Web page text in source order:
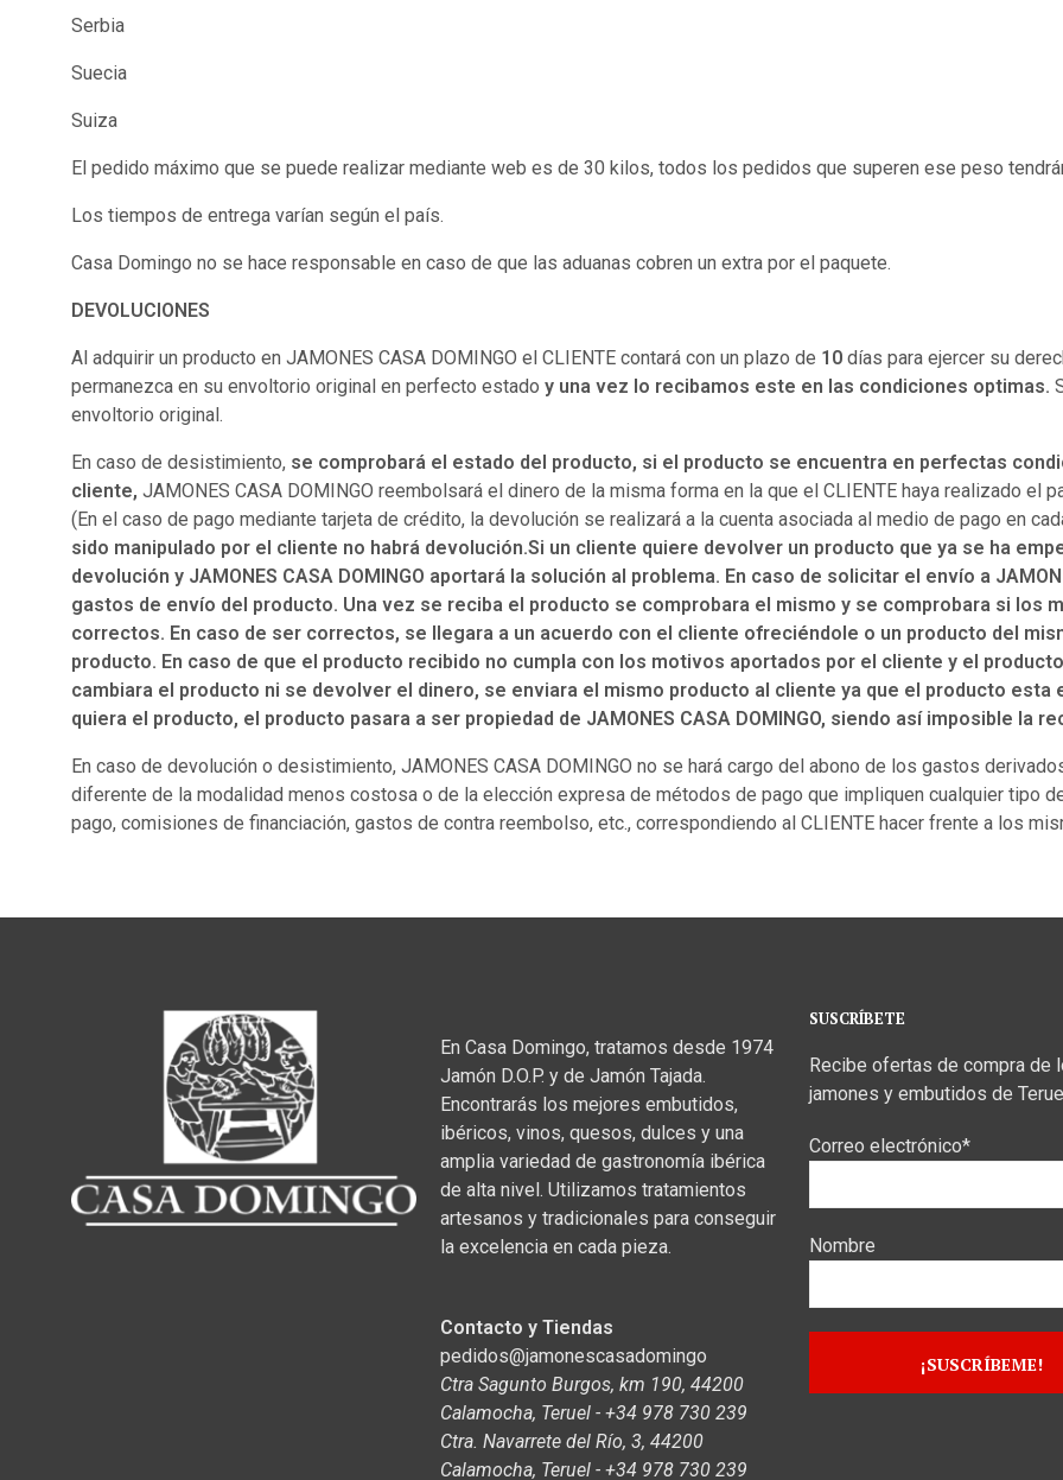
Serbia
Suecia
Suiza
El pedido máximo que se puede realizar mediante web es de 30 kilos, todos los pedidos que superen ese peso
Los tiempos de entrega varían según el país.
Casa Domingo no se hace responsable en caso de que las aduanas cobren un extra por el paquete.
DEVOLUCIONES
Al adquirir un producto en JAMONES CASA DOMINGO el CLIENTE contará con un plazo de 10 días para ejercer su
permanezca en su envoltorio original en perfecto estado y una vez lo recibamos este en las condiciones optimas.
envoltorio original.
En caso de desistimiento, se comprobará el estado del producto, si el producto se encuentra en perfectas
cliente, JAMONES CASA DOMINGO reembolsará el dinero de la misma forma en la que el CLIENTE haya realizado
(En el caso de pago mediante tarjeta de crédito, la devolución se realizará a la cuenta asociada al medio de pago en
sido manipulado por el cliente no habrá devolución.Si un cliente quiere devolver un producto que ya se ha
devolución y JAMONES CASA DOMINGO aportará la solución al problema. En caso de solicitar el envío a
gastos de envío del producto. Una vez se reciba el producto se comprobara el mismo y se comprobara si los
correctos. En caso de ser correctos, se llegara a un acuerdo con el cliente ofreciéndole o un producto del
producto. En caso de que el producto recibido no cumpla con los motivos aportados por el cliente y el
cambiara el producto ni se devolver el dinero, se enviara el mismo producto al cliente ya que el producto
quiera el producto, el producto pasara a ser propiedad de JAMONES CASA DOMINGO, siendo así imposible la
En caso de devolución o desistimiento, JAMONES CASA DOMINGO no se hará cargo del abono de los gastos
diferente de la modalidad menos costosa o de la elección expresa de métodos de pago que impliquen cualquier tipo
pago, comisiones de financiación, gastos de contra reembolso, etc., correspondiendo al CLIENTE hacer frente a los
En Casa Domingo, tratamos desde 1974
Jamón D.O.P. y de Jamón Tajada.
Encontrarás los mejores embutidos,
ibéricos, vinos, quesos, dulces y una
amplia variedad de gastronomía ibérica
de alta nivel. Utilizamos tratamientos
artesanos y tradicionales para conseguir
la excelencia en cada pieza.
Contacto y Tiendas
pedidos@jamonescasadomingo
Ctra Sagunto Burgos, km 190, 44200
Calamocha, Teruel - +34 978 730 239
Ctra. Navarrete del Río, 3, 44200
Calamocha, Teruel - +34 978 730 239
SUSCRÍBETE
Recibe ofertas de compra de
jamones y embutidos de
Correo electrónico*
Nombre